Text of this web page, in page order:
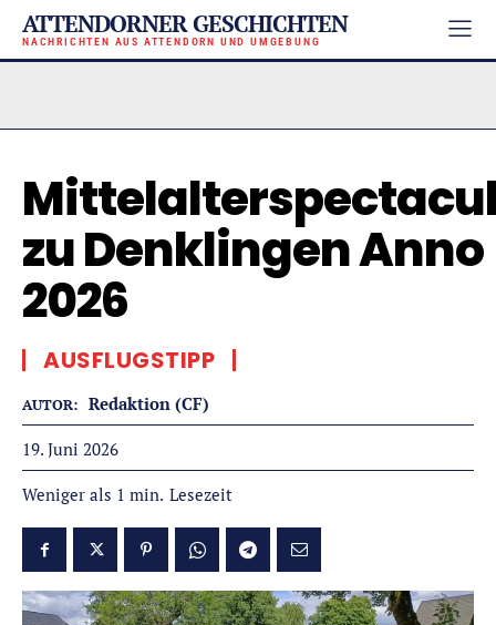
ATTENDORNER GESCHICHTEN
NACHRICHTEN AUS ATTENDORN UND UMGEBUNG
zu Denklingen Anno
2026
AUSFLUGSTIPP
AUTOR: Redaktion (CF)
19. Juni 2026
Weniger als 1 min. Lesezeit